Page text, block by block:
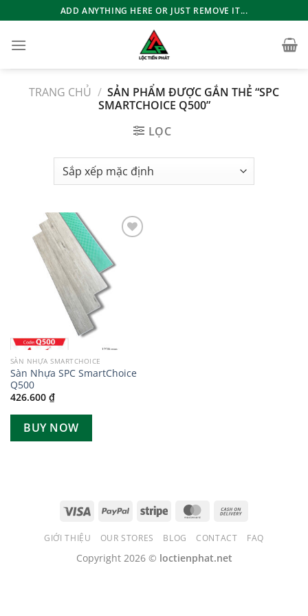
qua
nội
ADD ANYTHING HERE OR JUST REMOVE IT...
TRANG CHỦ / SẢN PHẨM ĐƯỢC GẮN THẺ “SPC
SMARTCHOICE Q500”
LỌC
SÀN NHỰA SMARTCHOICE
Sàn Nhựa SPC SmartChoice
Q500
426.600 ₫
BUY NOW
GIỚI THIỆU OUR STORES BLOG CONTACT FAQ
Copyright 2026 © loctienphat.net